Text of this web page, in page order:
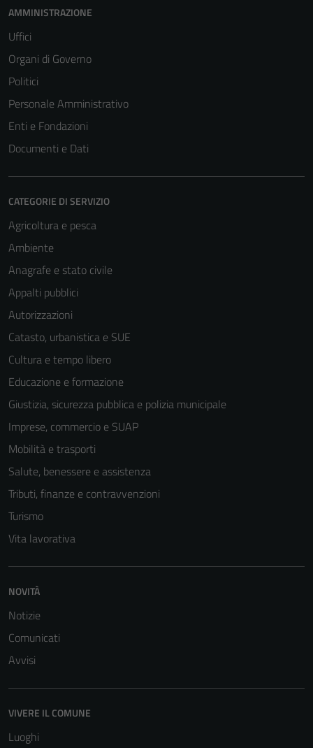
AMMINISTRAZIONE
Uffici
Organi di Governo
Politici
Personale Amministrativo
Enti e Fondazioni
Documenti e Dati
CATEGORIE DI SERVIZIO
Agricoltura e pesca
Ambiente
Anagrafe e stato civile
Appalti pubblici
Autorizzazioni
Catasto, urbanistica e SUE
Cultura e tempo libero
Educazione e formazione
Giustizia, sicurezza pubblica e polizia municipale
Imprese, commercio e SUAP
Mobilità e trasporti
Salute, benessere e assistenza
Tributi, finanze e contravvenzioni
Turismo
Vita lavorativa
NOVITÀ
Notizie
Comunicati
Avvisi
VIVERE IL COMUNE
Luoghi